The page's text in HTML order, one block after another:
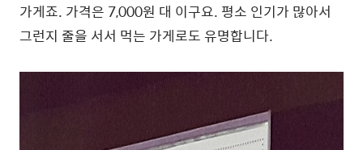
가게죠. 가격은 7,000원 대 이구요. 평소 인기가 많아서
그런지 줄을 서서 먹는 가게로도 유명합니다.